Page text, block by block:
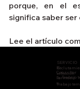
porque, en el
significa saber ser
Lee el artículo
SERVICIO
S
selección
Consultor
ía
Formació
n
Trabajo
Trabajo